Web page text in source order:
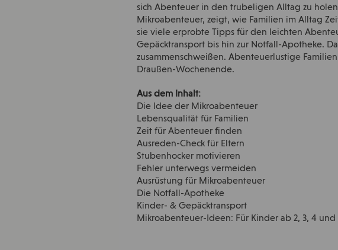
sich Abenteuer in den trubeligen Alltag zu
Mikroabenteuer, zeigt, wie Familien im Alltag
sie viele erprobte Tipps für den leichten
Gepäcktransport bis hin zur Notfall-Apotheke.
zusammenschweißen. Abenteuerlustige
Draußen-Wochenende.
Aus dem Inhalt:
Die Idee der Mikroabenteuer
Lebensqualität für Familien
Zeit für Abenteuer finden
Ausreden-Check für Eltern
Stubenhocker motivieren
Fehler unterwegs vermeiden
Ausrüstung für Mikroabenteuer
Die Notfall-Apotheke
Kinder- & Gepäcktransport
Mikroabenteuer-Ideen: Für Kinder ab 2, 3, 4 und